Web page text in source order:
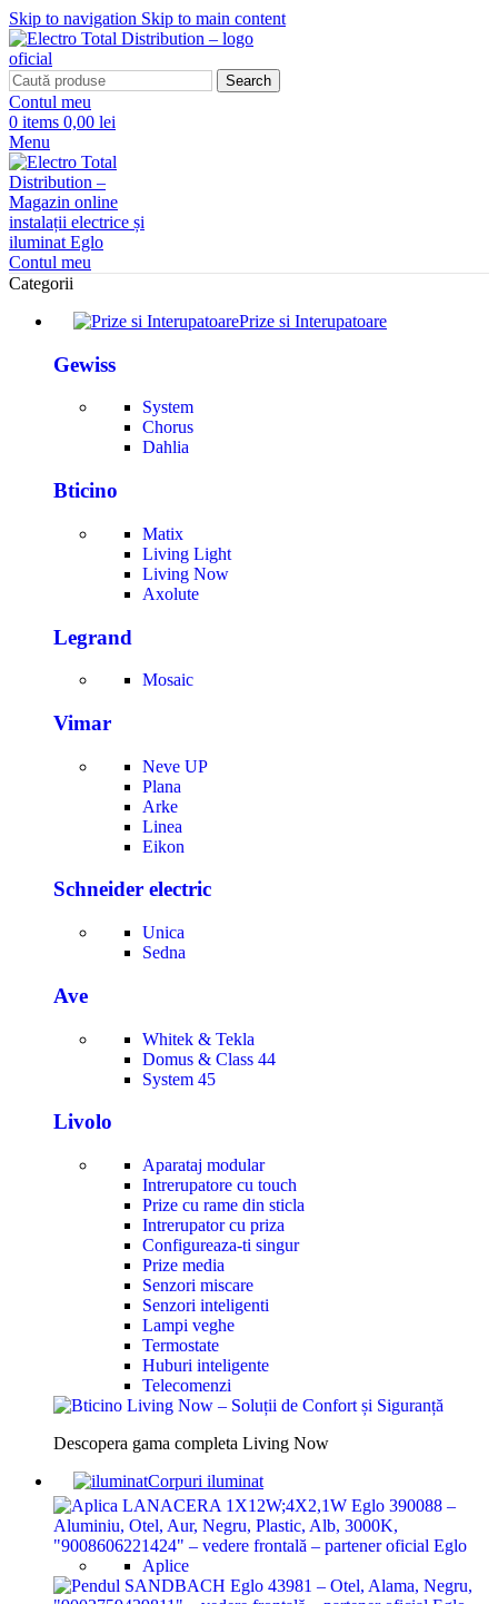
Skip to navigation Skip to main content
Search
Contul meu
0 items 0,00 lei
Menu
Contul meu
Categorii
Prize si Interupatoare
Gewiss
System
Chorus
Dahlia
Bticino
Matix
Living Light
Living Now
Axolute
Legrand
Mosaic
Vimar
Neve UP
Plana
Arke
Linea
Eikon
Schneider electric
Unica
Sedna
Ave
Whitek & Tekla
Domus & Class 44
System 45
Livolo
Aparataj modular
Intrerupatore cu touch
Prize cu rame din sticla
Intrerupator cu priza
Configureaza-ti singur
Prize media
Senzori miscare
Senzori inteligenti
Lampi veghe
Termostate
Huburi inteligente
Telecomenzi
Descopera gama completa Living Now
Corpuri iluminat
Aplice